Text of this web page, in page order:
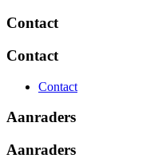
Contact
Contact
Contact
Aanraders
Aanraders